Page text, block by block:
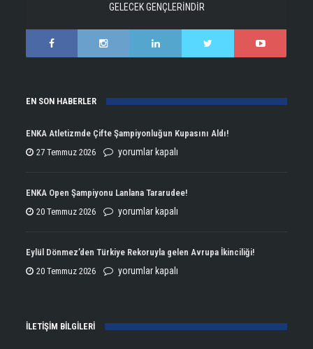
GELECEK GENÇLERİNDİR
EN SON HABERLER
ENKA Atletizmde Çifte Şampiyonluğun Kupasını Aldı!
27 Temmuz 2026
ENKA
Çifte
Şampiyonluğun
yorumlar kapalı
ENKA Open Şampiyonu Lanlana Tararudee!
20 Temmuz 2026
ENKA
Şampiyonu
Lanlana
yorumlar kapalı
Eylül Dönmez’den Türkiye Rekoruyla gelen Avrupa İkinciliği!
20 Temmuz 2026
Eylül
Rekoruyla
yorumlar kapalı
İLETİŞİM BİLGİLERİ